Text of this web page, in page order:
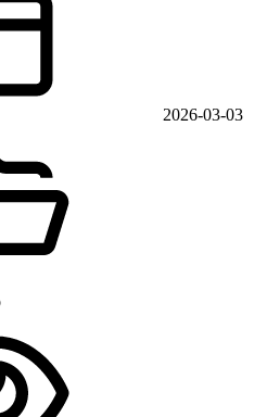
2026-03-03